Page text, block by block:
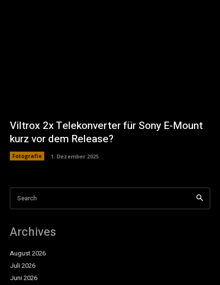
Viltrox 2x Telekonverter für Sony E-Mount
kurz vor dem Release?
Fotografie 1. Dezember 2025
Search
Archives
August 2026
Juli 2026
Juni 2026